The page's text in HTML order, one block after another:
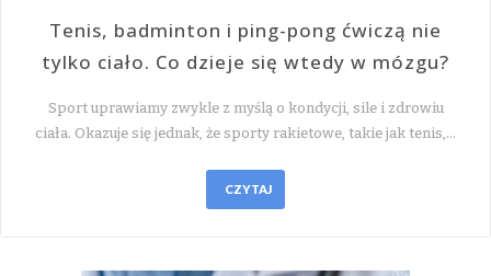
Tenis, badminton i ping-pong ćwiczą nie
tylko ciało. Co dzieje się wtedy w mózgu?
Sport uprawiamy zwykle z myślą o kondycji, sile i zdrowiu
ciała. Okazuje się jednak, że sporty rakietowe, takie jak tenis,…
CZYTAJ